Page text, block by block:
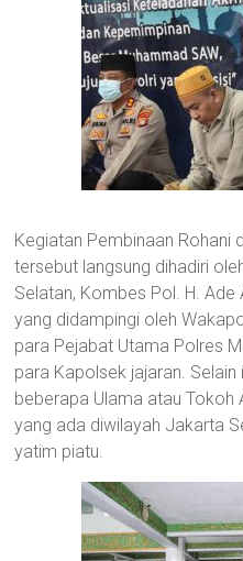
Kegiatan Pembinaan Rohani
tersebut langsung dihadiri
Selatan, Kombes Pol. H. Ade
yang didampingi oleh
para Pejabat Utama Polres
para Kapolsek jajaran.
beberapa Ulama atau
yang ada diwilayah Jakarta
yatim piatu.